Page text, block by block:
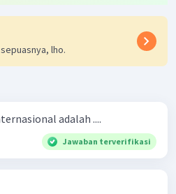
lho.
adalah ....
Jawaban terverifikasi